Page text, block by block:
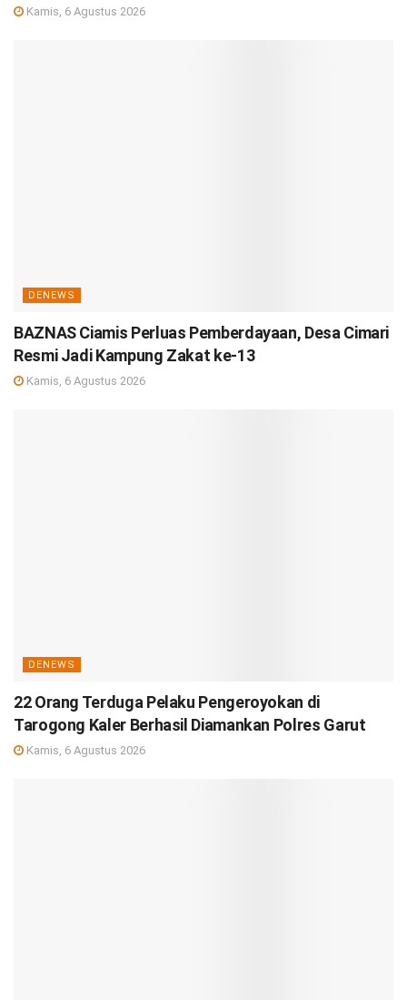
Kamis, 6 Agustus 2026
DENEWS
BAZNAS Ciamis Perluas Pemberdayaan, Desa Cimari
Resmi Jadi Kampung Zakat ke-13
Kamis, 6 Agustus 2026
DENEWS
22 Orang Terduga Pelaku Pengeroyokan di
Tarogong Kaler Berhasil Diamankan Polres Garut
Kamis, 6 Agustus 2026